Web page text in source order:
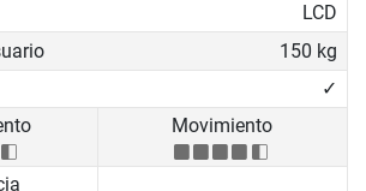
LCD
150 kg
✓
Movimiento